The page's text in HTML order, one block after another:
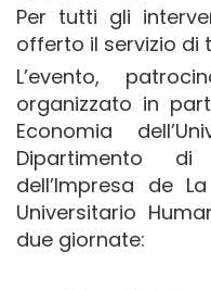
Per tutti gli
offerto il servizio di
L’evento,
organizzato in
Economia
Dipartimento
dell’Impresa de
Universitario
due giornate: